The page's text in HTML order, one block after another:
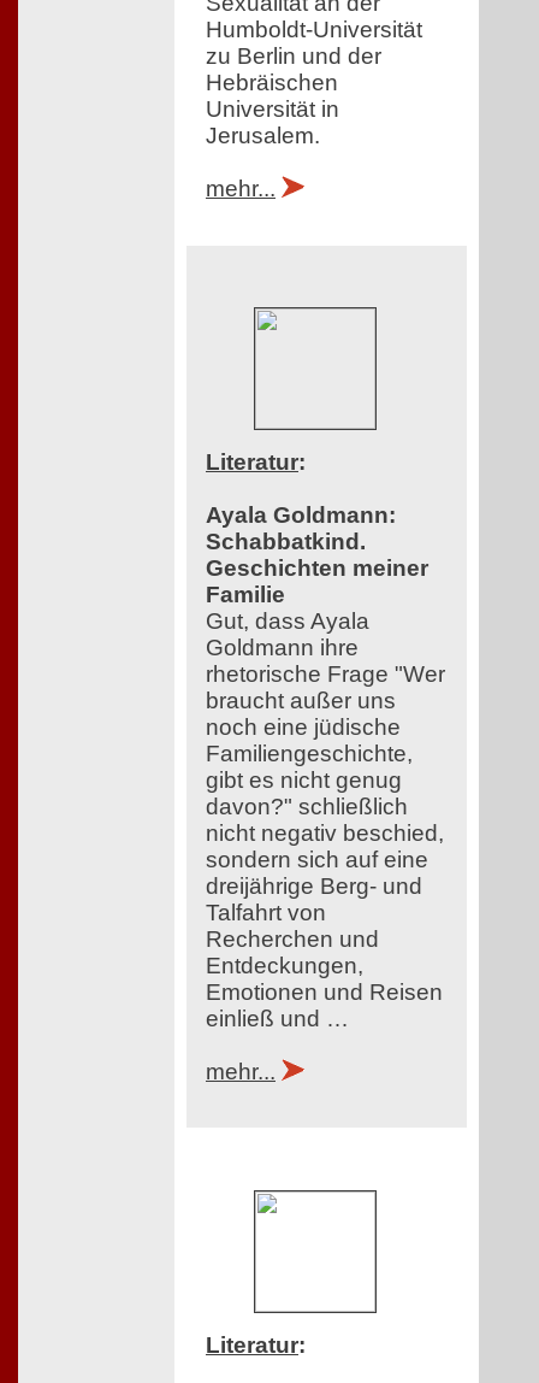
Humboldt-Universität
zu Berlin und der
Hebräischen
Universität in
Jerusalem.
mehr...
Literatur:
Ayala Goldmann:
Schabbatkind.
Geschichten meiner
Familie
Gut, dass Ayala
Goldmann ihre
rhetorische Frage "Wer
braucht außer uns
noch eine jüdische
Familiengeschichte,
gibt es nicht genug
davon?" schließlich
nicht negativ beschied,
sondern sich auf eine
dreijährige Berg- und
Talfahrt von
Recherchen und
Entdeckungen,
Emotionen und Reisen
einließ und …
mehr...
Literatur: